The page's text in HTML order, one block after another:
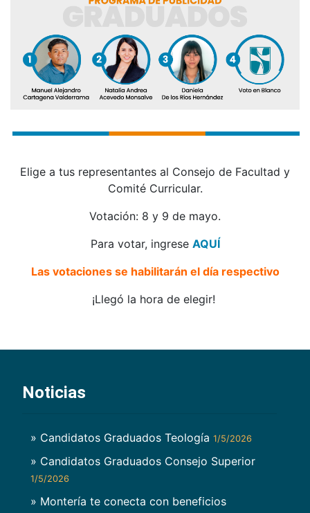
Elige a tus representantes al Consejo de Facultad y
Comité Curricular.
Votación: 8 y 9 de mayo.
Para votar, ingrese AQUÍ
Las votaciones se habilitarán el día respectivo
¡Llegó la hora de elegir!
Noticias
» Candidatos Graduados Teología 1/5/2026
» Candidatos Graduados Consejo Superior
1/5/2026
» Montería te conecta con beneficios